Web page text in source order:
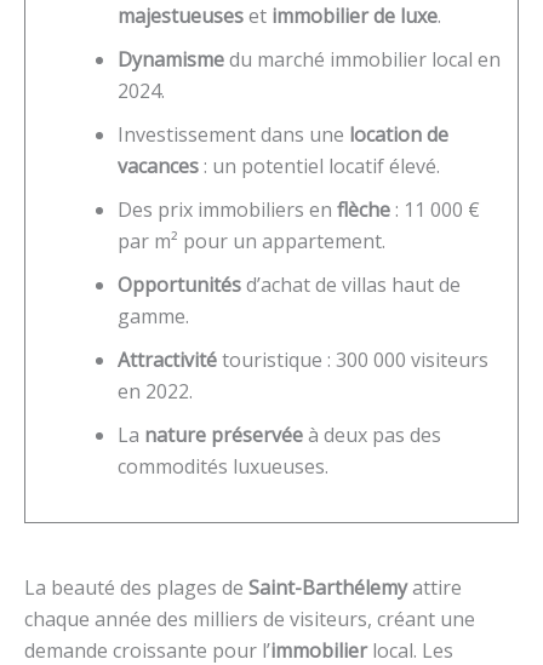
majestueuseset immobilier de luxe.
Dynamismedu marché immobilier local en
2024.
Investissement dans une location de
vacances : un potentiel locatif élevé.
Des prix immobiliers en flèche : 11 000 €
par m² pour un appartement.
Opportunitésd’achat de villas haut de
gamme.
Attractivitétouristique : 300 000 visiteurs
en 2022.
La nature préservéeà deux pas des
commodités luxueuses.
La beauté des plages de Saint-Barthélemyattire
chaque année des milliers de visiteurs, créant une
demande croissante pour l’immobilierlocal. Les